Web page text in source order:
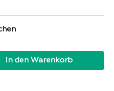
den gewünschten
In den Warenkorb